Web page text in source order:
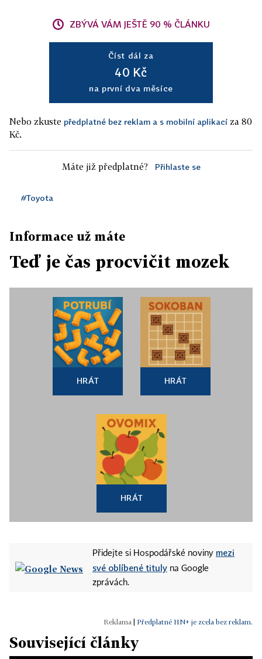
ZBÝVÁ VÁM JEŠTĚ 90 % ČLÁNKU
Číst dál za
40 Kč
na první dva měsíce
Nebo zkuste předplatné bez reklam a s mobilní aplikací za 80
Kč.
Máte již předplatné? Přihlaste se
#Toyota
Informace už máte
Teď je čas procvičit mozek
HRÁT HRÁT
HRÁT
Přidejte si Hospodářské noviny mezi
své oblíbené tituly na Google
zprávách.
Předplatné HN+ je zcela bez reklam.
Související články